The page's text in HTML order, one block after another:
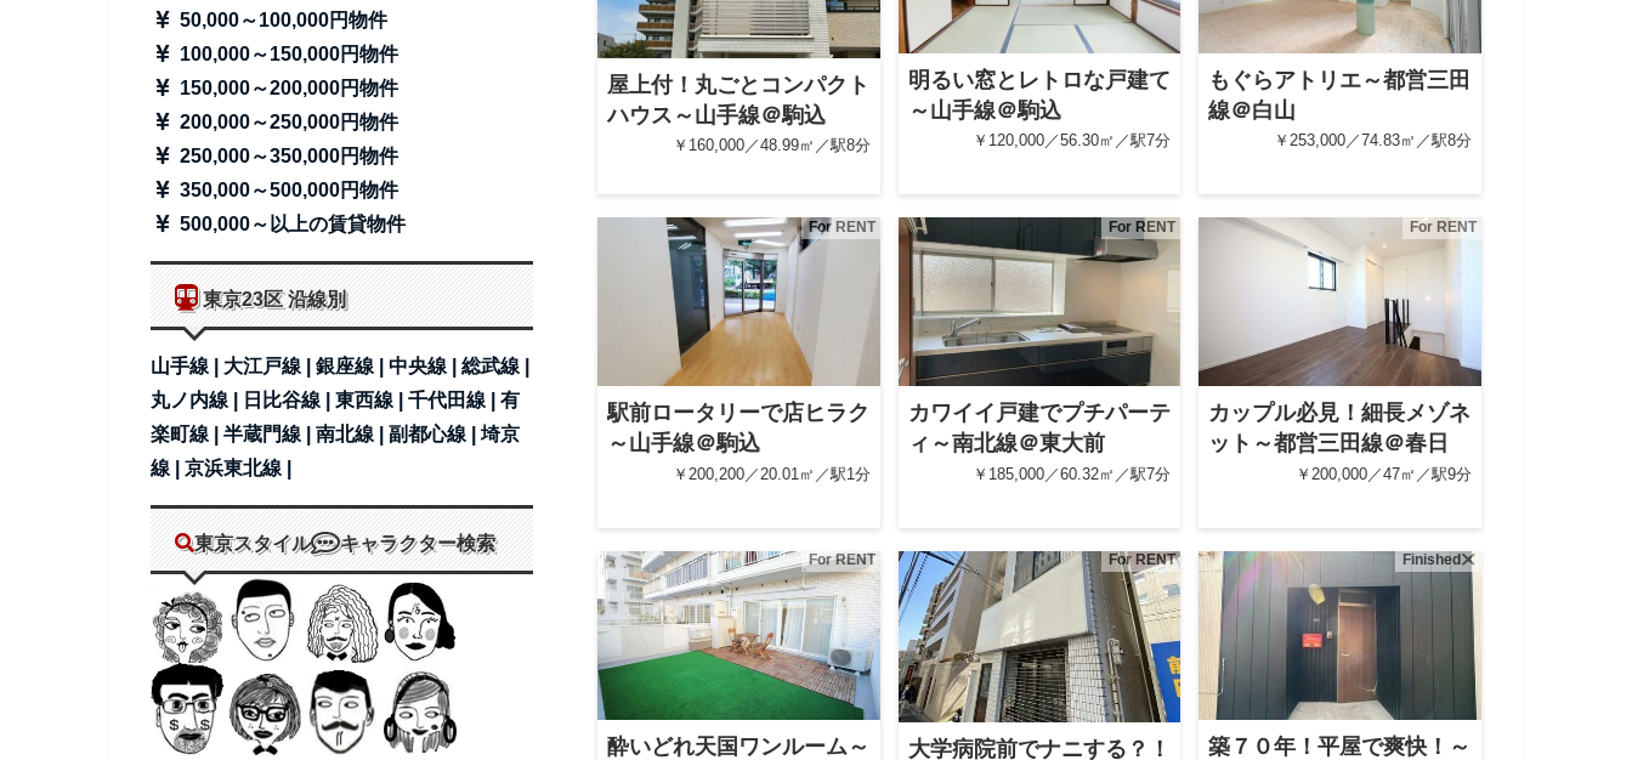
屋上付！丸ごとコンパクト
ハウス～山手線＠駒込
￥160,000／48.99㎡／駅8分
明るい窓とレトロな戸建て
～山手線＠駒込
￥120,000／56.30㎡／駅7分
もぐらアトリエ～都営三田
線＠白山
￥253,000／74.83㎡／駅8分
For RENT
駅前ロータリーで店ヒラク
～山手線＠駒込
￥200,200／20.01㎡／駅1分
For RENT
カワイイ戸建でプチパーテ
ィ～南北線＠東大前
￥185,000／60.32㎡／駅7分
For RENT
カップル必見！細長メゾネ
ット～都営三田線＠春日
￥200,000／47㎡／駅9分
For RENT
酔いどれ天国ワンルーム～
For RENT
大学病院前でナニする？！
Finished
築７０年！平屋で爽快！～
50,000～100,000円物件
100,000～150,000円物件
150,000～200,000円物件
200,000～250,000円物件
250,000～350,000円物件
350,000～500,000円物件
500,000～以上の賃貸物件
東京23区 沿線別
山手線 | 大江戸線 | 銀座線 | 中央線 | 総武線 |
丸ノ内線 |
日比谷線 | 東西線 | 千代田線 | 有
楽町線 | 半蔵門線 | 南北線 | 副都心線 | 埼京
線 | 京浜東北線 |
東京スタイル キャラクター検索